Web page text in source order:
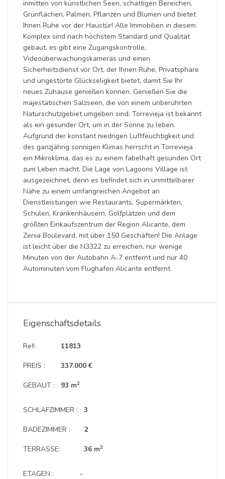
inmitten von künstlichen Seen, schattigen Bereichen,
Grünflächen, Palmen, Pflanzen und Blumen und bietet
Ihnen Ruhe vor der Haustür! Alle Immobilien in diesem
Komplex sind nach höchstem Standard und Qualität
gebaut, es gibt eine Zugangskontrolle,
Videoüberwachungskameras und einen
Sicherheitsdienst vor Ort, der Ihnen Ruhe, Privatsphäre
und ungestörte Glückseligkeit bietet, damit Sie Ihr
neues Zuhause genießen können. Genießen Sie die
majestätischen Salzseen, die von einem unberührten
Naturschutzgebiet umgeben sind. Torrevieja ist bekannt
als ein gesunder Ort, um in der Sonne zu leben.
Aufgrund der konstant niedrigen Luftfeuchtigkeit und
des ganzjährig sonnigen Klimas herrscht in Torrevieja
ein Mikroklima, das es zu einem fabelhaft gesunden Ort
zum Leben macht. Die Lage von Lagoons Village ist
ausgezeichnet, denn es befindet sich in unmittelbarer
Nähe zu einem umfangreichen Angebot an
Dienstleistungen wie Restaurants, Supermärkten,
Schulen, Krankenhäusern, Golfplätzen und dem
größten Einkaufszentrum der Region Alicante, dem
Zenia Boulevard, mit über 150 Geschäften! Die Anlage
ist leicht über die N3322 zu erreichen, nur wenige
Minuten von der Autobahn A-7 entfernt und nur 40
Autominuten vom Flughafen Alicante entfernt.
Eigenschaftsdetails
Ref:
PREIS :
GEBAUT :
11813
337.000 €
93 m2
SCHLAFZIMMER :
BADEZIMMER :
TERRASSE:
3
2
36 m2
ETAGEN : -